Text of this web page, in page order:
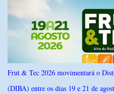
possui margem de erro de 2,5
confiança de 95%. Registro no
Frut & Tec 2026 movimentará o
(DIBA) entre os dias 19 e 21 de